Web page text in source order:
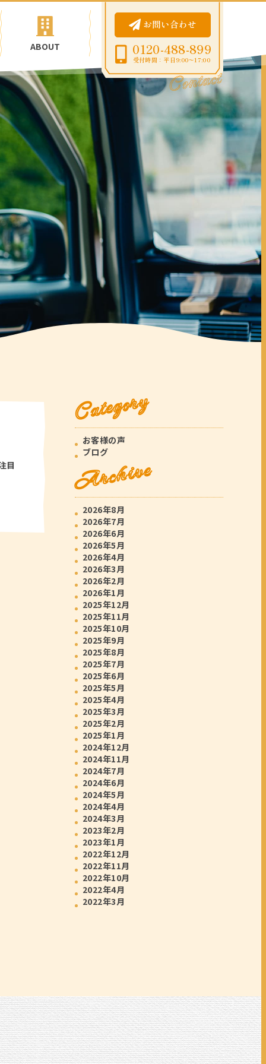
ABOUT
お問い合わせ
0120-488-899
受付時間：平日9:00〜17:00
目
Category
お客様の声
ブログ
Archive
2026年8月
2026年7月
2026年6月
2026年5月
2026年4月
2026年3月
2026年2月
2026年1月
2025年12月
2025年11月
2025年10月
2025年9月
2025年8月
2025年7月
2025年6月
2025年5月
2025年4月
2025年3月
2025年2月
2025年1月
2024年12月
2024年11月
2024年7月
2024年6月
2024年5月
2024年4月
2024年3月
2023年2月
2023年1月
2022年12月
2022年11月
2022年10月
2022年4月
2022年3月